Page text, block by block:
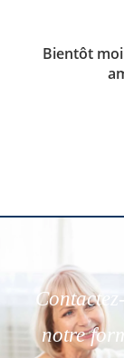
Bientôt
notre